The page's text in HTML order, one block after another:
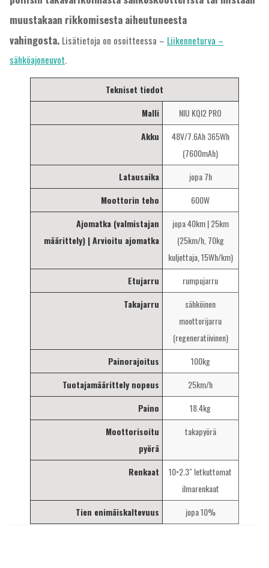
muustakaan rikkomisesta aiheutuneesta
vahingosta. Lisätietoja on osoitteessa – Liikenneturva –
sähköajoneuvot.
Tekniset tiedot
Malli
NIU KQI2 PRO
Akku
48V/7.6Ah 365Wh
(7600mAh)
Latausaika
jopa 7h
Moottorin teho
600W
Ajomatka (valmistajan
määrittely) | Arvioitu ajomatka
jopa 40km | 25km
(25km/h, 70kg
kuljettaja, 15Wh/km)
Etujarru
rumpujarru
Takajarru
sähköinen
moottorijarru
(regeneratiivinen)
Painorajoitus
100kg
Tuotajamäärittely nopeus
25km/h
Paino
18.4kg
Moottorisoitu
pyörä
takapyörä
Renkaat
10×2.3″ letkuttomat
ilmarenkaat
Tien enimäiskaltevuus
jopa 10%